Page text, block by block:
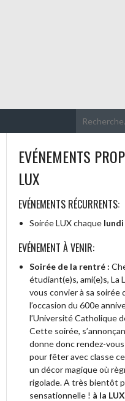
EVÉNEMENTS
LUX
EVÉNEMENTS RÉCURRENTS:
Soirée LUX chaque lundi
EVÉNEMENT À VENIR:
Soirée de la rentré :
étudiant(e)s, ami(e)s, La
vous convier à sa soirée
l’occasion du 600e
l’Université Catholique
Cette soirée,
donne donc rendez-
pour fêter avec classe
un décor magique où
rigolade. A très bientôt
sensationnelle ! à la